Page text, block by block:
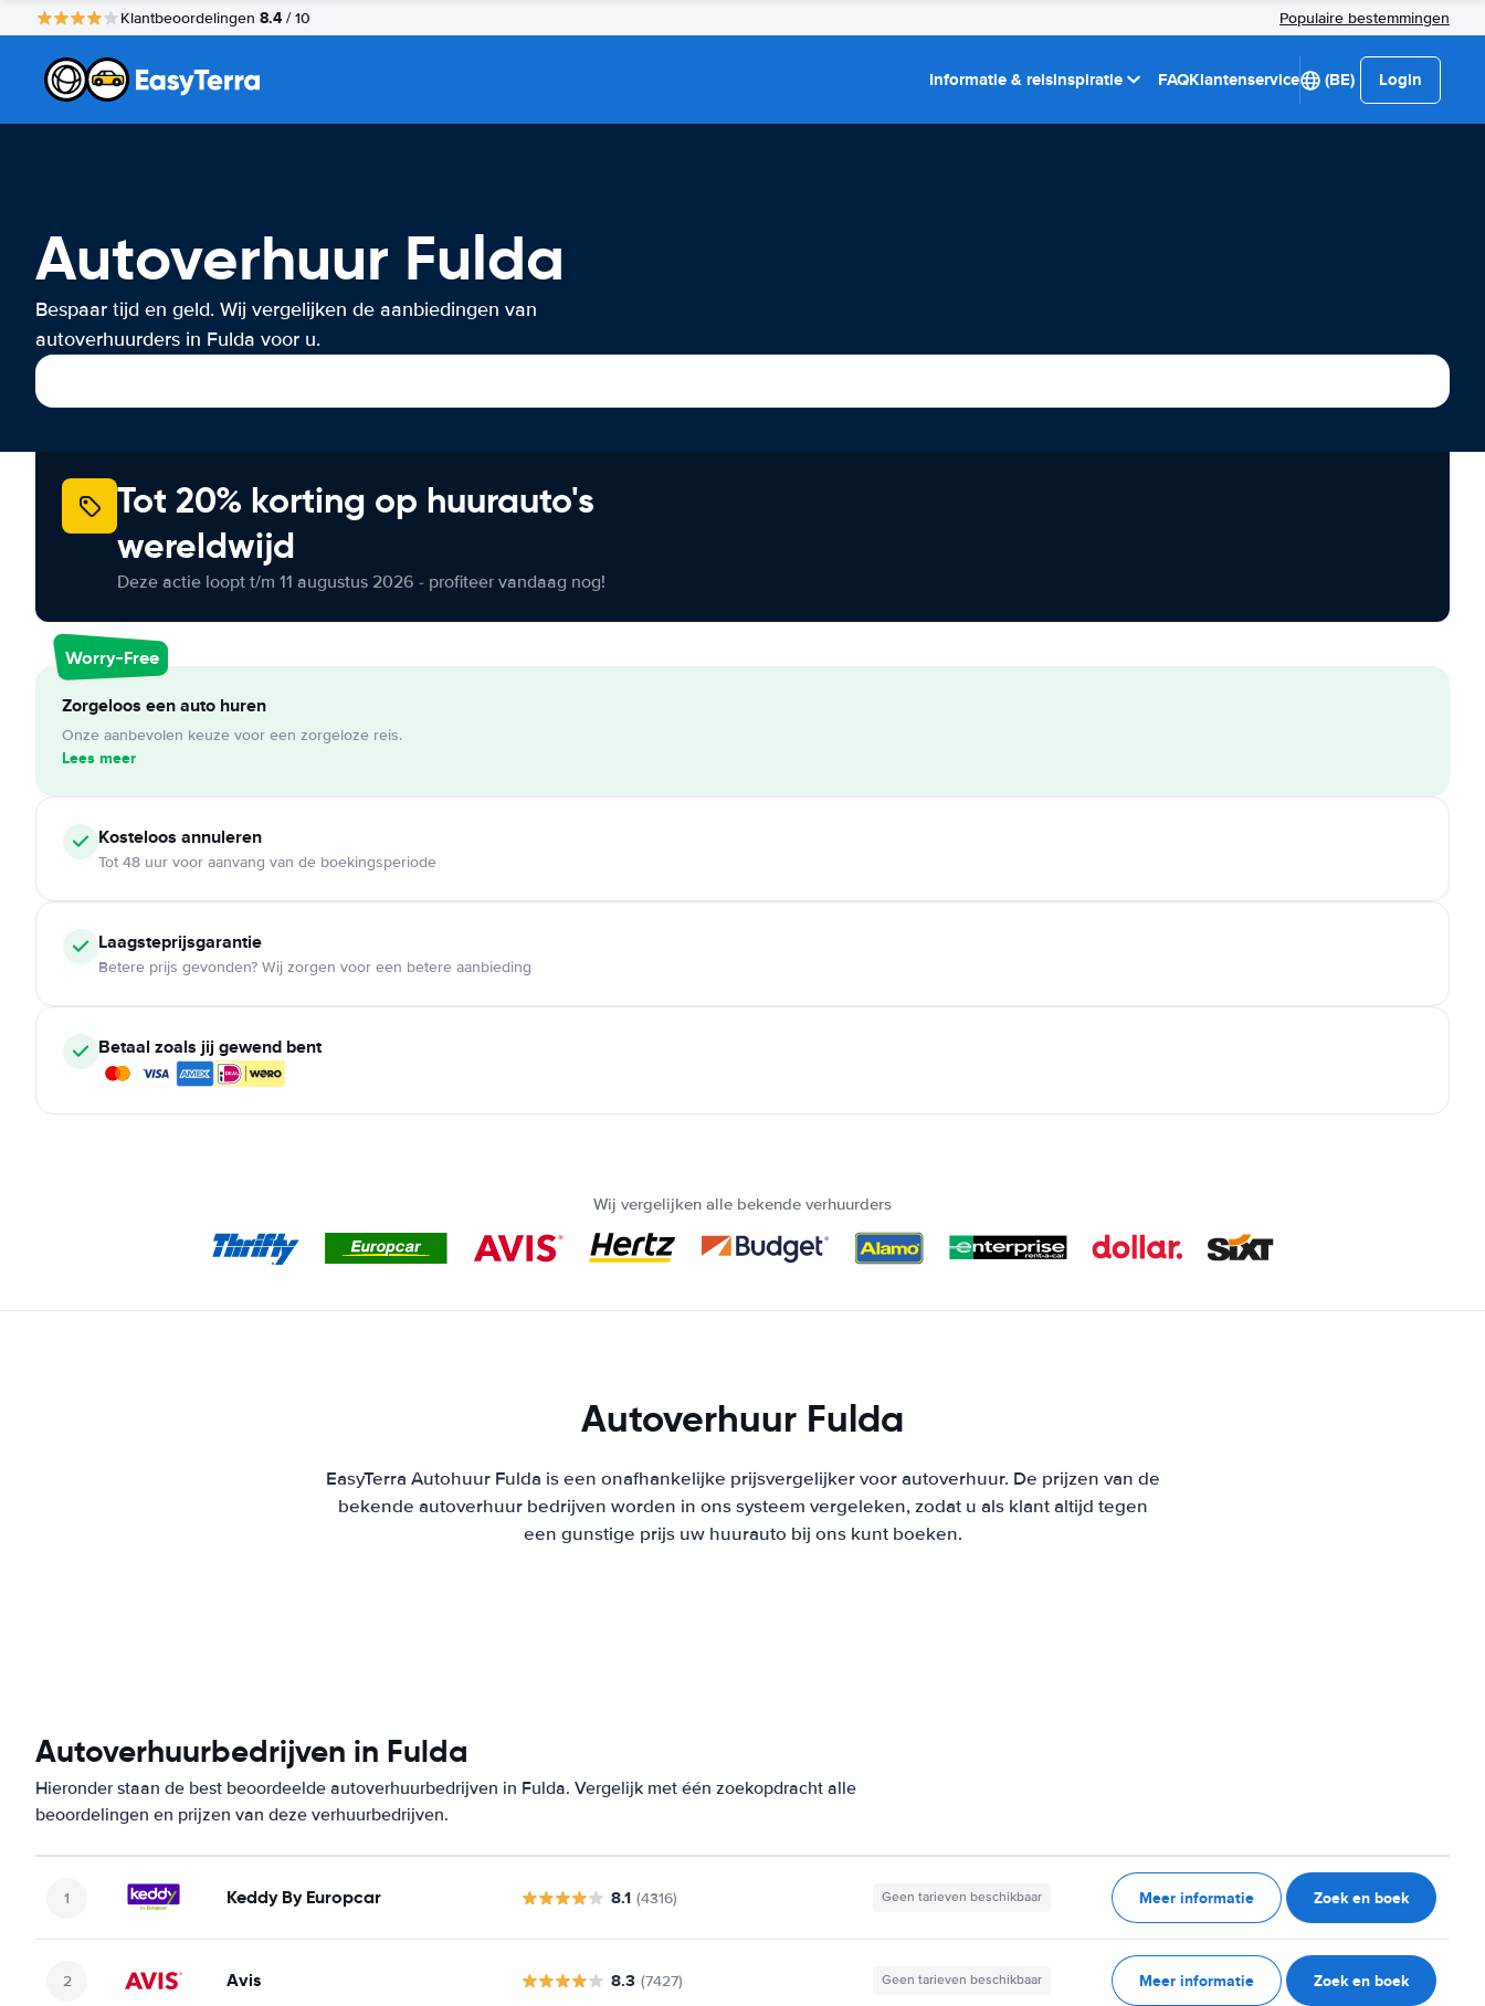
Klantbeoordelingen 8.4 / 10 Populaire bestemmingen
Informatie & reisinspiratie FAQKlantenservice (BE) Login
Autoverhuur Fulda
Bespaar tijd en geld. Wij vergelijken de aanbiedingen van
autoverhuurders in Fulda voor u.
Tot 20% korting op huurauto's
wereldwijd
Deze actie loopt t/m 11 augustus 2026 - profiteer vandaag nog!
Worry-Free
Zorgeloos een auto huren
Onze aanbevolen keuze voor een zorgeloze reis.
Lees meer
Kosteloos annuleren
Tot 48 uur voor aanvang van de boekingsperiode
Laagsteprijsgarantie
Betere prijs gevonden? Wij zorgen voor een betere aanbieding
Betaal zoals jij gewend bent
Wij vergelijken alle bekende verhuurders
Autoverhuur Fulda
EasyTerra Autohuur Fulda is een onafhankelijke prijsvergelijker voor autoverhuur. De prijzen van de
bekende autoverhuur bedrijven worden in ons systeem vergeleken, zodat u als klant altijd tegen
een gunstige prijs uw huurauto bij ons kunt boeken.
Autoverhuurbedrijven in Fulda
Hieronder staan de best beoordeelde autoverhuurbedrijven in Fulda. Vergelijk met één zoekopdracht alle
beoordelingen en prijzen van deze verhuurbedrijven.
Keddy By Europcar 8.1 (4316) Geen tarieven beschikbaar Meer informatie Zoek en boek
Avis 8.3 (7427) Geen tarieven beschikbaar Meer informatie Zoek en boek